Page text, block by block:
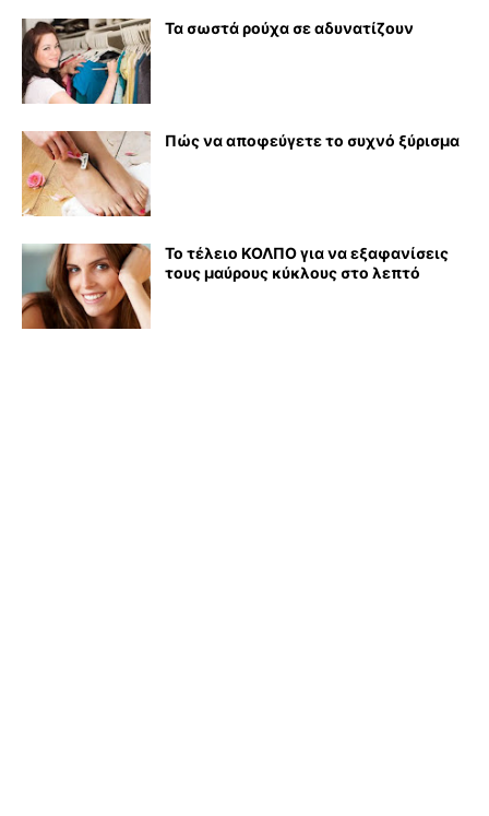
Τα σωστά ρούχα σε αδυνατίζουν
Πώς να αποφεύγετε το συχνό ξύρισμα
Το τέλειο ΚΟΛΠΟ για να εξαφανίσεις
τους μαύρους κύκλους στο λεπτό